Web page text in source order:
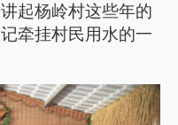
起杨岭村这些年的
牵挂村民用水的一